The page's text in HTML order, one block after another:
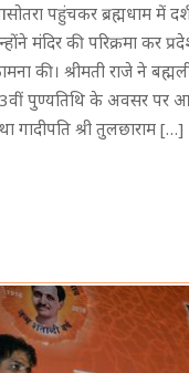
पहुंचकर ब्रह्मधाम में
मंदिर की परिक्रमा कर
की। श्रीमती राजे ने
पुण्यतिथि के अवसर पर
गादीपति श्री तुलछाराम […]